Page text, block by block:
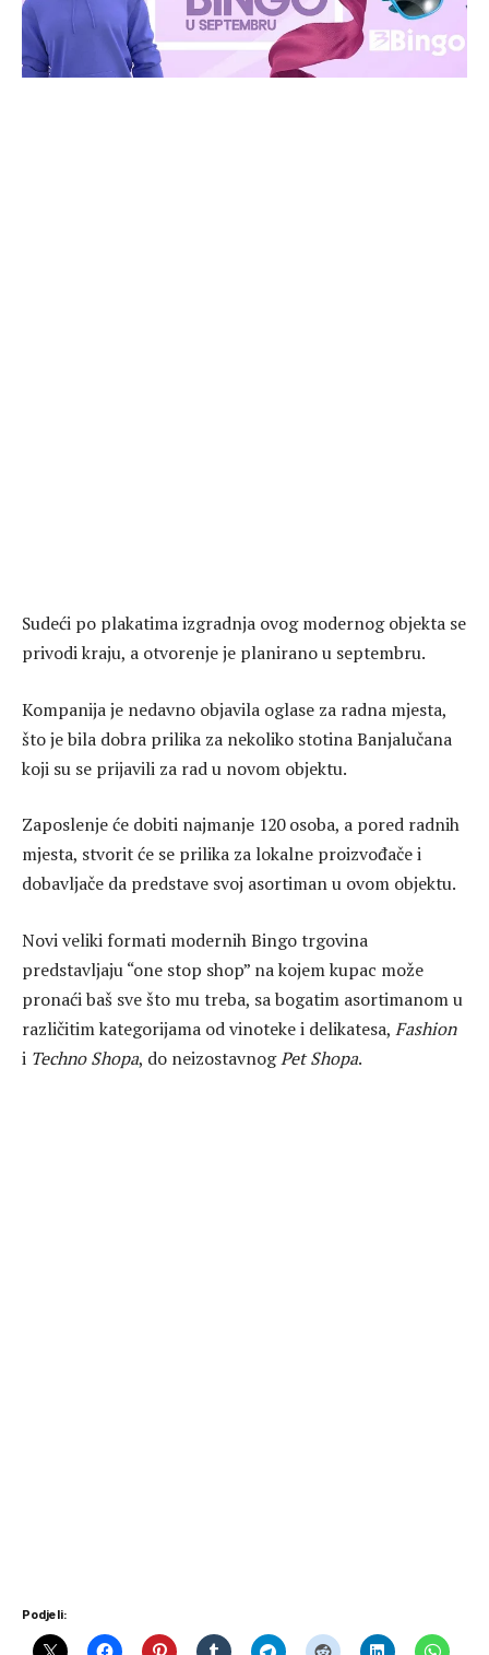
Sudeći po plakatima izgradnja ovog modernog objekta se
privodi kraju, a otvorenje je planirano u septembru.
Kompanija je nedavno objavila oglase za radna mjesta,
što je bila dobra prilika za nekoliko stotina Banjalučana
koji su se prijavili za rad u novom objektu.
Zaposlenje će dobiti najmanje 120 osoba, a pored radnih
mjesta, stvorit će se prilika za lokalne proizvođače i
dobavljače da predstave svoj asortiman u ovom objektu.
Novi veliki formati modernih Bingo trgovina
predstavljaju “one stop shop” na kojem kupac može
pronaći baš sve što mu treba, sa bogatim asortimanom u
različitim kategorijama od vinoteke i delikatesa, Fashion
i Techno Shopa, do neizostavnogPet Shopa.
Podjeli: